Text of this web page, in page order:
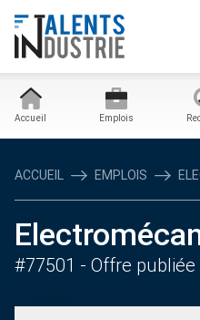
Accueil Emplois
ACCUEIL EMPLOIS
#77501 - Offre